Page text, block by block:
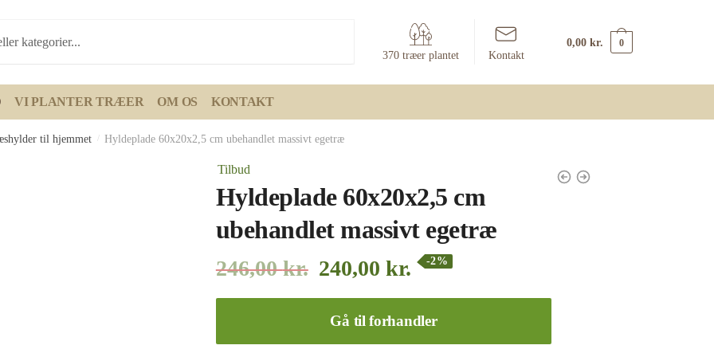
370 træer plantet Kontakt
0,00 kr. 0
VI PLANTER TRÆER OM OS KONTAKT
til hjemmet Hyldeplade 60x20x2,5 cm ubehandlet massivt egetræ
Tilbud
Hyldeplade 60x20x2,5 cm
ubehandlet massivt egetræ
246,00kr. 240,00 kr. -2%
Gå til forhandler